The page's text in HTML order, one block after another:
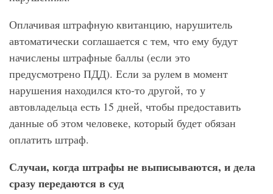
Оплачивая штрафную квитанцию, нарушитель
автоматически соглашается с тем, что ему будут
начислены штрафные баллы (если это
предусмотрено ПДД). Если за рулем в момент
нарушения находился кто-то другой, то у
автовладельца есть 15 дней, чтобы предоставить
данные об этом человеке, который будет обязан
оплатить штраф.
Случаи, когда штрафы не выписываются, и дела
сразу передаются в суд